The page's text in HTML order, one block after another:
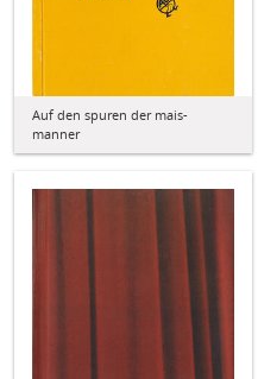
Auf den spuren der mais-
manner